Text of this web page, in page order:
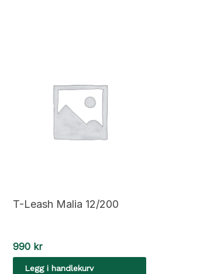
T-Leash Malia 12/200
990 kr
Legg i handlekurv